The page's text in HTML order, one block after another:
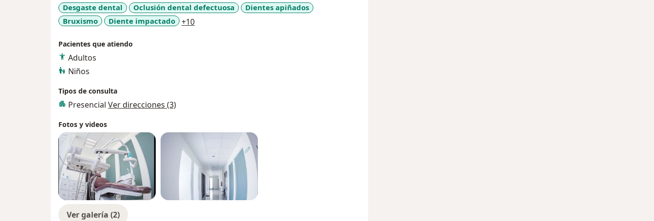
Desgaste dental Oclusión dental defectuosa
Dientes apiñados
Bruxismo
Diente impactado +10a11y_sr_more_diseases
Pacientes que atiendo
Adultos
Niños
Tipos de consulta
Presencial Ver direcciones (3)
Fotos y videos
Ver galería (2)